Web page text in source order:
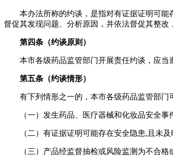
本办法所称的约谈，是指对有证据证明可
督促其发现问题、分析原因，并依法督促其整改
第四条（约谈原则）
本市各级药品监管部门开展责任约谈，应当
第五条（约谈情形）
有下列情形之一的，本市各级药品监管部门
（一）发生药品、医疗器械和化妆品安全事
（二）有证据证明可能存在安全隐患,且未及
（三）产品经监督抽检或风险监测为不合